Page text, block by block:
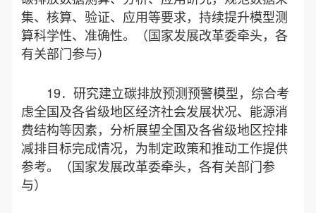
集、核算、验证、应用等要求，持续提升模型测
算科学性、准确性。（国家发展改革委牵头，各
有关部门参与）
19．研究建立碳排放预测预警模型，综合考
虑全国及各省级地区经济社会发展状况、能源消
费结构等因素，分析展望全国及各省级地区控排
减排目标完成情况，为制定政策和推动工作提供
参考。（国家发展改革委牵头，各有关部门参
与）